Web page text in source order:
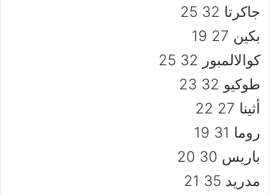
جاكرتا 32 25
بكين 27 19
كوالالمبور 32 25
طوكيو 32 23
أثينا 27 22
روما 31 19
باريس 30 20
مدريد 35 21